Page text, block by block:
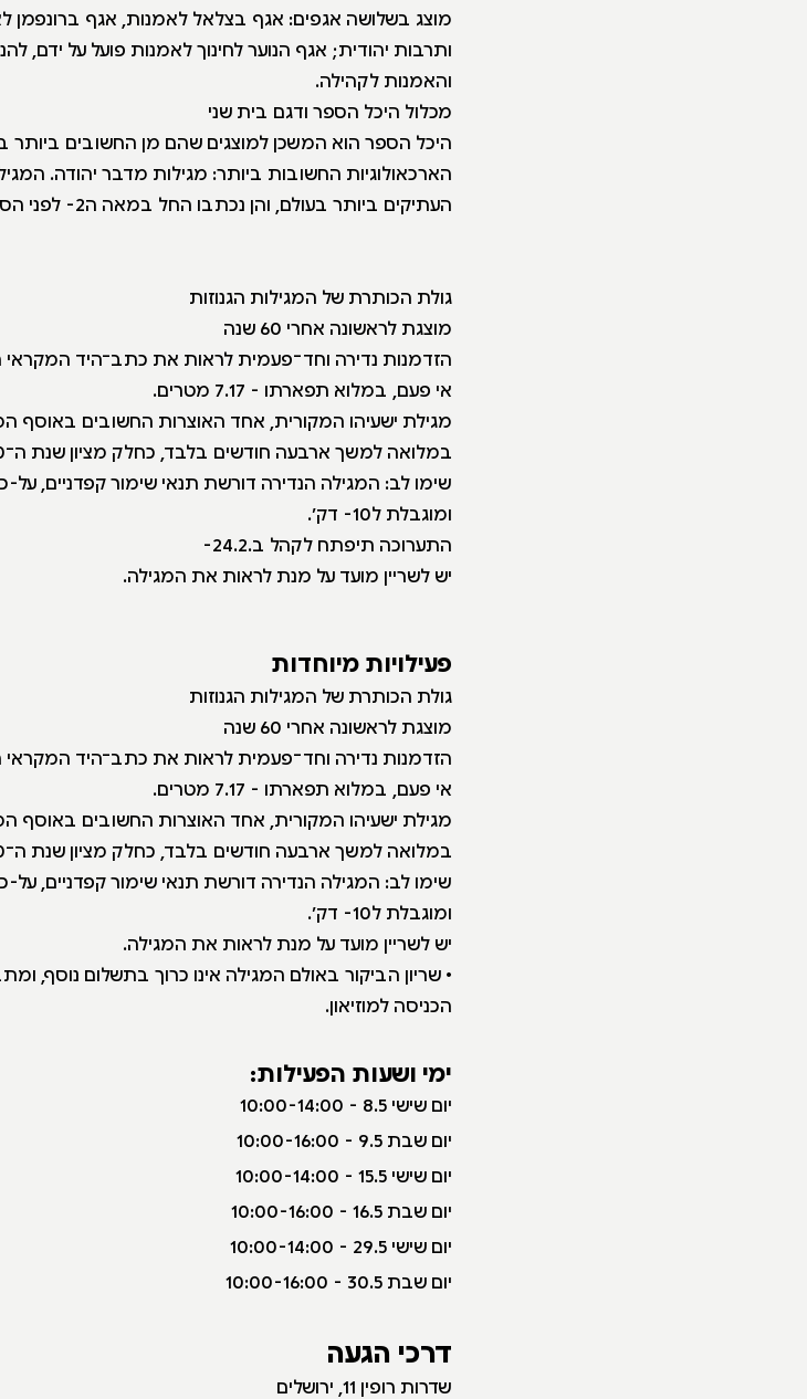
מוצג בשלושה אגפים: אגף בצלאל לאמנות, אגף ברונפמן
ותרבות יהודית; אגף הנוער לחינוך לאמנות פועל על ידם,
והאמנות לקהילה.
מכלול היכל הספר ודגם בית שני
היכל הספר הוא המשכן למוצגים שהם מן החשובים ביותר
הארכאולוגיות החשובות ביותר: מגילות מדבר יהודה.
העתיקים ביותר בעולם, והן נכתבו החל במאה ה2- לפני הספירה ועד למאה ה1- לספירה.
גולת הכותרת של המגילות הגנוזות
מוצגת לראשונה אחרי 60 שנה
הזדמנות נדירה וחד־פעמית לראות את כתב־היד
אי פעם, במלוא תפארתו - 7.17 מטרים.
מגילת ישעיהו המקורית, אחד האוצרות החשובים באוסף
במלואה למשך ארבעה חודשים בלבד, כחלק מציון שנת ה־60 לפתיחת המוזיאון.
שימו לב: המגילה הנדירה דורשת תנאי שימור קפדניים,
ומוגבלת ל10- דק׳.
התערוכה תיפתח לקהל ב.24.2-
יש לשריין מועד על מנת לראות את המגילה.
פעילויות מיוחדות
גולת הכותרת של המגילות הגנוזות
מוצגת לראשונה אחרי 60 שנה
הזדמנות נדירה וחד־פעמית לראות את כתב־היד
אי פעם, במלוא תפארתו - 7.17 מטרים.
מגילת ישעיהו המקורית, אחד האוצרות החשובים באוסף
במלואה למשך ארבעה חודשים בלבד, כחלק מציון שנת ה־60 לפתיחת המוזיאון.
שימו לב: המגילה הנדירה דורשת תנאי שימור קפדניים,
ומוגבלת ל10- דק׳.
יש לשריין מועד על מנת לראות את המגילה.
• שריון הביקור באולם המגילה אינו כרוך בתשלום נוסף,
הכניסה למוזיאון.
ימי ושעות הפעילות:
יום שישי 8.5 - 10:00-14:00
יום שבת 9.5 - 10:00-16:00
יום שישי 15.5 - 10:00-14:00
יום שבת 16.5 - 10:00-16:00
יום שישי 29.5 - 10:00-14:00
יום שבת 30.5 - 10:00-16:00
דרכי הגעה
שדרות רופין 11, ירושלים